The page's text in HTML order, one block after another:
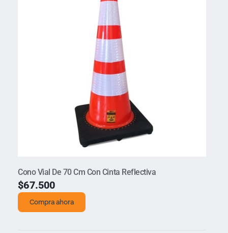
Cono Vial De 70 Cm Con Cinta Reflectiva
$67.500
Compra ahora